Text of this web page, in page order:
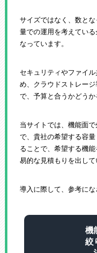
サイズではなく、数と
量での運用を考えてい
なっています。
セキュリティやファイ
め、クラウドストレー
で、予算と合うかどうか
当サイトでは、機能面
で、貴社の希望する容
ることで、希望する機
易的な見積もりを出して
導入に際して、参考にな
機
絞